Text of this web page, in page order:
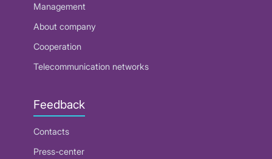
Management
About company
Cooperation
Telecommunication networks
Feedback
Contacts
Press-center